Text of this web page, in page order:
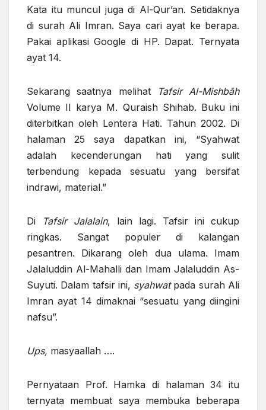
Kata itu muncul juga di Al-Qur’an. Setidaknya
di surah Ali Imran. Saya cari ayat ke berapa.
Pakai aplikasi Google di HP. Dapat. Ternyata
ayat 14.
Sekarang saatnya melihat
Tafsir Al-Mishbāh
Volume II karya M. Quraish Shihab. Buku ini
diterbitkan oleh Lentera Hati. Tahun 2002. Di
halaman 25 saya dapatkan ini, “Syahwat
adalah kecenderungan hati yang sulit
terbendung kepada sesuatu yang bersifat
indrawi, material.”
Di Tafsir Jalalain, lain lagi. Tafsir ini cukup
ringkas. Sangat populer di kalangan
pesantren. Dikarang oleh dua ulama. Imam
Jalaluddin Al-Mahalli dan Imam Jalaluddin As-
Suyuti. Dalam tafsir ini, syahwatpada surah Ali
Imran ayat 14 dimaknai “sesuatu yang diingini
nafsu”.
Ups, masyaallah ….
Pernyataan Prof. Hamka di halaman 34 itu
ternyata membuat saya membuka beberapa